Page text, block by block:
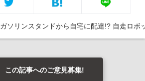
ガソリンスタンドから自宅に配達!? 自走ロボ
この記事へのご意見募集!